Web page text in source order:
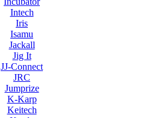
Intech
Iris
Isamu
Jackall
Jig It
JJ-Connect
JRC
Jumprize
K-Karp
Keitech